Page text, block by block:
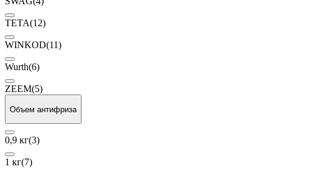
TETA(12)
WINKOD(11)
Wurth(6)
ZEEM(5)
Объем антифриза
0,9 кг(3)
1 кг(7)